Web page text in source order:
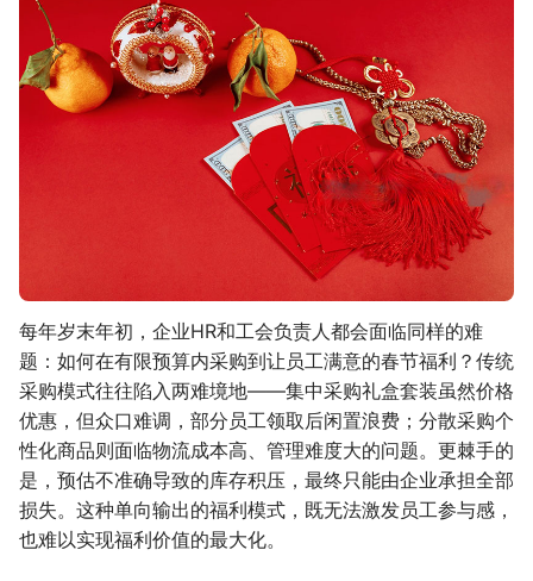
每年岁末年初，企业HR和工会负责人都会面临同样的难
题：如何在有限预算内采购到让员工满意的春节福利？传统
采购模式往往陷入两难境地——集中采购礼盒套装虽然价格
优惠，但众口难调，部分员工领取后闲置浪费；分散采购个
性化商品则面临物流成本高、管理难度大的问题。更棘手的
是，预估不准确导致的库存积压，最终只能由企业承担全部
损失。这种单向输出的福利模式，既无法激发员工参与感，
也难以实现福利价值的最大化。